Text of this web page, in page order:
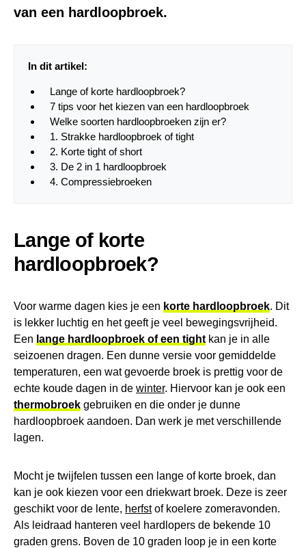
van een hardloopbroek.
In dit artikel:
Lange of korte hardloopbroek?
7 tips voor het kiezen van een hardloopbroek
Welke soorten hardloopbroeken zijn er?
1. Strakke hardloopbroek of tight
2. Korte tight of short
3. De 2 in 1 hardloopbroek
4. Compressiebroeken
Lange of korte
hardloopbroek?
Voor warme dagen kies je een korte hardloopbroek. Dit
is lekker luchtig en het geeft je veel bewegingsvrijheid.
Een lange hardloopbroek of een tight kan je in alle
seizoenen dragen. Een dunne versie voor gemiddelde
temperaturen, een wat gevoerde broek is prettig voor de
echte koude dagen in de winter. Hiervoor kan je ook een
thermobroek gebruiken en die onder je dunne
hardloopbroek aandoen. Dan werk je met verschillende
lagen.
Mocht je twijfelen tussen een lange of korte broek, dan
kan je ook kiezen voor een driekwart broek. Deze is zeer
geschikt voor de lente, herfstof koelere zomeravonden.
Als leidraad hanteren veel hardlopers de bekende 10
graden grens. Boven de 10 graden loop je in een korte